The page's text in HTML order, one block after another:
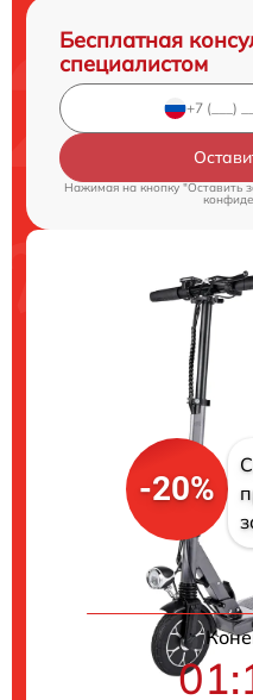
Бесплатная
специалистом
Нажимая на кнопку "Оставить
-20%